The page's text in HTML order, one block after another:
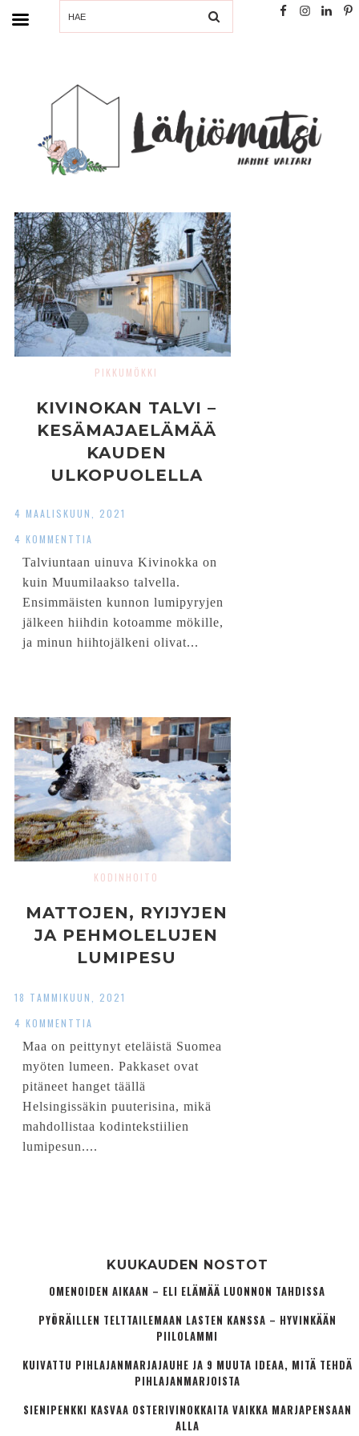
SEARCH
PIKKUMÖKKI
KIVINOKAN TALVI –
KESÄMAJAELÄMÄÄ
KAUDEN
ULKOPUOLELLA
4 MAALISKUUN, 2021
4 KOMMENTTIA
Talviuntaan uinuva Kivinokka on
kuin Muumilaakso talvella.
Ensimmäisten kunnon lumipyryjen
jälkeen hiihdin kotoamme mökille,
ja minun hiihtojälkeni olivat...
KODINHOITO
MATTOJEN, RYIJYJEN
JA PEHMOLELUJEN
LUMIPESU
18 TAMMIKUUN, 2021
4 KOMMENTTIA
Maa on peittynyt eteläistä Suomea
myöten lumeen. Pakkaset ovat
pitäneet hanget täällä
Helsingissäkin puuterisina, mikä
mahdollistaa kodintekstiilien
lumipesun....
KUUKAUDEN NOSTOT
OMENOIDEN AIKAAN – ELI ELÄMÄÄ LUONNON TAHDISSA
PYÖRÄILLEN TELTTAILEMAAN LASTEN KANSSA – HYVINKÄÄN
PIILOLAMMI
KUIVATTU PIHLAJANMARJAJAUHE JA 9 MUUTA IDEAA, MITÄ TEHDÄ
PIHLAJANMARJOISTA
SIENIPENKKI KASVAA OSTERIVINOKKAITA VAIKKA MARJAPENSAAN
ALLA